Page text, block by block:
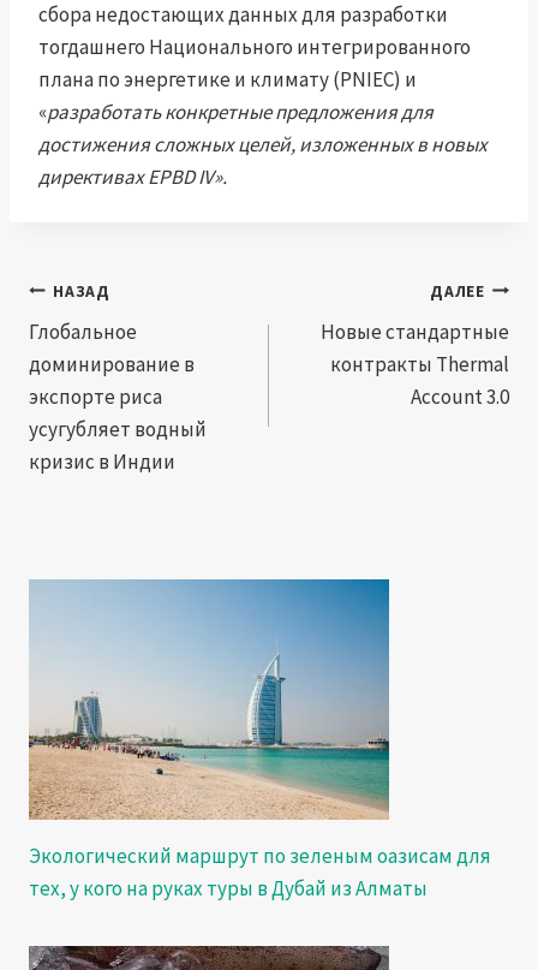
сбора недостающих данных для разработки
тогдашнего Национального интегрированного
плана по энергетике и климату (PNIEC) и
«разработать конкретные предложения для
достижения сложных целей, изложенных в новых
директивах EPBD IV».
Навигация
по
записям
НАЗАД
Глобальное
доминирование в
экспорте риса
усугубляет водный
кризис в Индии
ДАЛЕЕ
Новые стандартные
контракты Thermal
Account 3.0
Экологический маршрут по зеленым оазисам для
тех, у кого на руках туры в Дубай из Алматы